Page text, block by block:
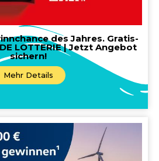
des Jahres. Gratis-
LOTTERIE | Jetzt Angebot
sichern!
Mehr Details